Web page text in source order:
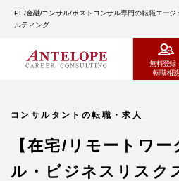
PE/金融/コンサル/ポストコンサル専門の転職エー
ルティング
無料登録
転職相談
コンサルタントの転職・求人
【在宅/リモートワー
ル・ビジネスリスク